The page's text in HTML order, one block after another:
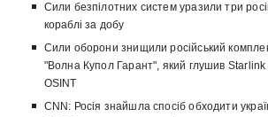
Сили безпілотних систем уразили три
кораблі за добу
Сили оборони знищили російський
"Волна Купол Гарант", який глушив
OSINT
CNN: Росія знайшла спосіб обходити